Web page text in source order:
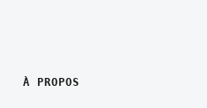
À PROPOS